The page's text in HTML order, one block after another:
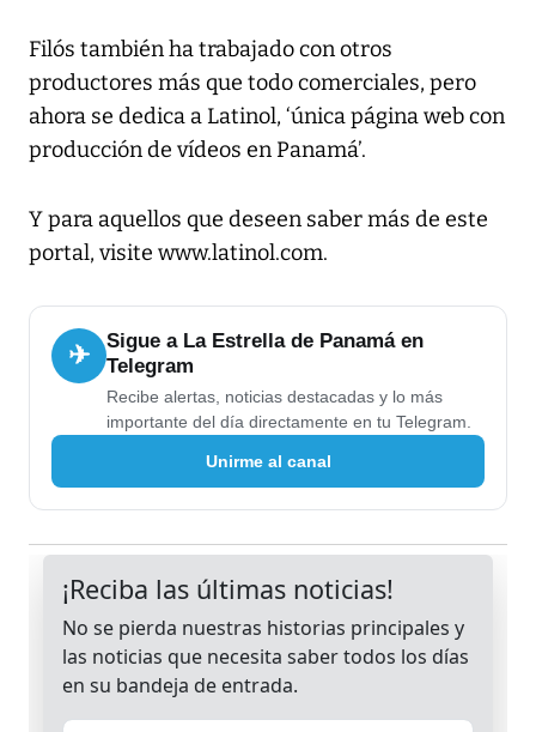
Filós también ha trabajado con otros
productores más que todo comerciales, pero
ahora se dedica a Latinol, ‘única página web con
producción de vídeos en Panamá’.
Y para aquellos que deseen saber más de este
portal, visite www.latinol.com.
✈
Sigue a La Estrella de Panamá en
Telegram
Recibe alertas, noticias destacadas y lo más
importante del día directamente en tu Telegram.
Unirme al canal